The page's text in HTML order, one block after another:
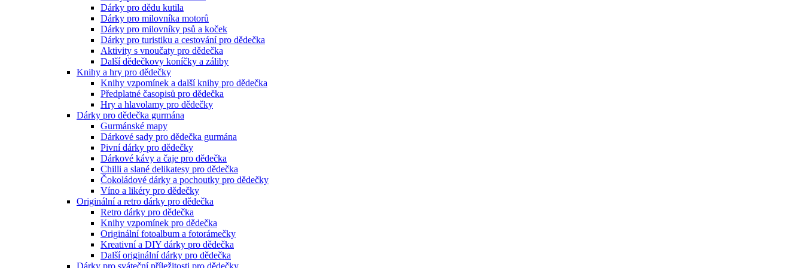
Dárky pro dědu kutila
Dárky pro milovníka motorů
Dárky pro milovníky psů a koček
Dárky pro turistiku a cestování pro dědečka
Aktivity s vnoučaty pro dědečka
Další dědečkovy koníčky a záliby
Knihy a hry pro dědečky
Knihy vzpomínek a další knihy pro dědečka
Předplatné časopisů pro dědečka
Hry a hlavolamy pro dědečky
Dárky pro dědečka gurmána
Gurmánské mapy
Dárkové sady pro dědečka gurmána
Pivní dárky pro dědečky
Dárkové kávy a čaje pro dědečka
Chilli a slané delikatesy pro dědečka
Čokoládové dárky a pochoutky pro dědečky
Víno a likéry pro dědečky
Originální a retro dárky pro dědečka
Retro dárky pro dědečka
Knihy vzpomínek pro dědečka
Originální fotoalbum a fotorámečky
Kreativní a DIY dárky pro dědečka
Další originální dárky pro dědečka
Dárky pro sváteční příležitosti pro dědečky